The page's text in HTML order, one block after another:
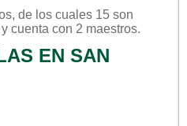
de los cuales 15 son
cuenta con 2 maestros.
EN SAN